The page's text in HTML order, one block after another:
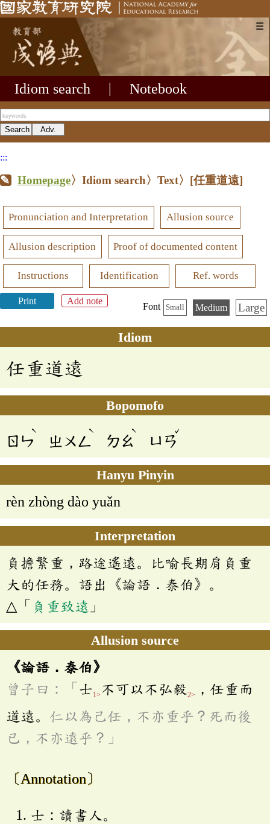
☰
Idiom search Notebook
:::
Homepage〉Idiom search〉Text〉 [任重道遠]
Pronunciation and Interpretation Allusion source
Allusion description Proof of documented content
Instructions Identification Ref. words
Print Add note
Font Small Medium Large
Idiom
任重道遠
Bopomofo
ㄖㄣ
ˋ
ㄓㄨㄥ
ˋ
ㄉㄠ
ˋ
ㄩㄢ
ˇ
Hanyu Pinyin
rèn zhòng dào yuǎn
Interpretation
負擔繁重，路途遙遠。比喻長期肩負重
大的任務。語出《論語．泰伯》。
△「 負重致遠 」
Allusion source
《論語．泰伯》
曾子曰：「 士1> 不可以不弘毅 2>
，任重而
道遠。 仁以為己任，不亦重乎？死而後
已，不亦遠乎？」
〔Annotation〕
士：讀書人。